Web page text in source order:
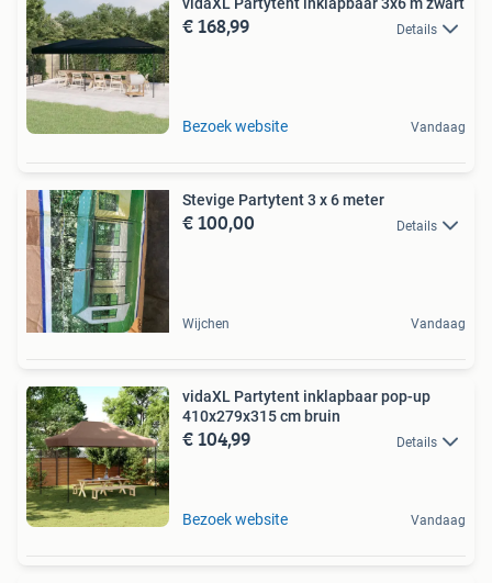
vidaXL Partytent inklapbaar 3x6 m zwart
€ 168,99 Details
Bezoek website Vandaag
Stevige Partytent 3 x 6 meter
€ 100,00 Details
Wijchen Vandaag
vidaXL Partytent inklapbaar pop-up
410x279x315 cm bruin
€ 104,99 Details
Bezoek website Vandaag